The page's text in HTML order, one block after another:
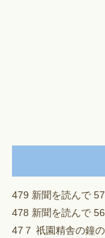
479 新聞を読んで
478 新聞を読んで
47７ 祇園精舎の鐘